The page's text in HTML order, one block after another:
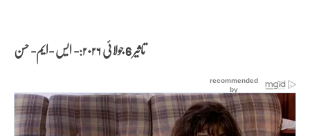
تاثیر 6 جولائی ۲۰۲۶:- ایس -ایم- حسن